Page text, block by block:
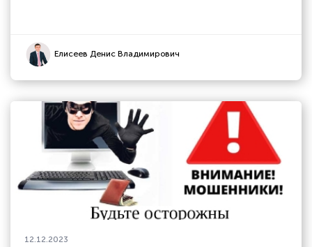
Елисеев Денис Владимирович
12.12.2023